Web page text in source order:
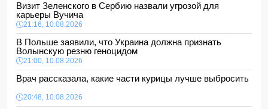
Визит Зеленского в Сербию назвали угрозой для
карьеры Вучича
21:16, 10.08.2026
В Польше заявили, что Украина должна признать
Волынскую резню геноцидом
21:00, 10.08.2026
Врач рассказала, какие части курицы лучше выбросить
20:48, 10.08.2026